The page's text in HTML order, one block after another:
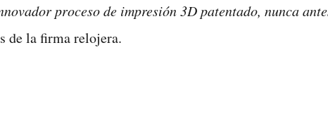
proceso de impresión 3D patentado, nunca
de la firma relojera.